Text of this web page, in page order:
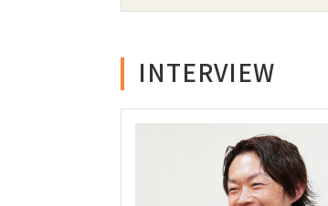
INTERVIEW